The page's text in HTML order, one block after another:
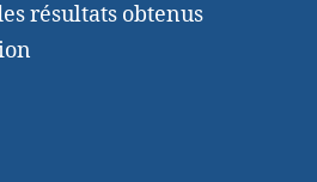
résultats obtenus